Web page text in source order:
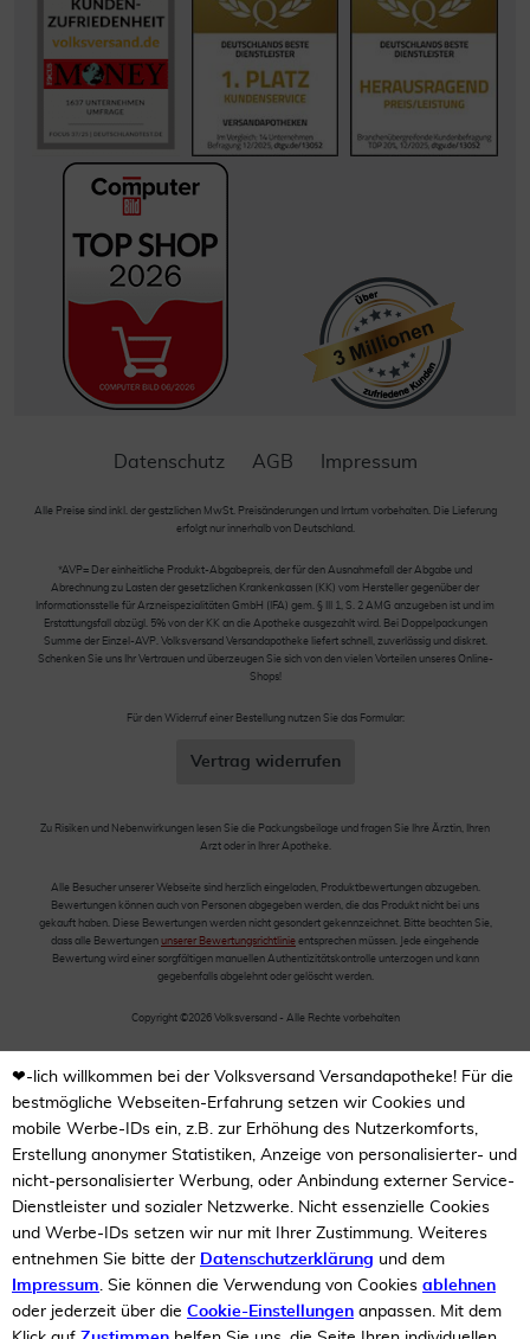
Datenschutz AGB Impressum
Alle Preise sind inkl. der gestzlichen MwSt. Preisänderungen und Irrtum vorbehalten. Die Lieferung
erfolgt nur innerhalb von Deutschland.
*AVP= Der einheitliche Produkt-Abgabepreis, der für den Ausnahmefall der Abgabe und
Abrechnung zu Lasten der gesetzlichen Krankenkassen (KK) vom Hersteller gegenüber der
Informationsstelle für Arzneispezialitäten GmbH (IFA) gem. § III 1, S. 2 AMG anzugeben ist und im
Erstattungsfall abzügl. 5% von der KK an die Apotheke ausgezahlt wird. Bei Doppelpackungen
Summe der Einzel-AVP. Volksversand Versandapotheke liefert schnell, zuverlässig und diskret.
Schenken Sie uns Ihr Vertrauen und überzeugen Sie sich von den vielen Vorteilen unseres Online-
Shops!
Für den Widerruf einer Bestellung nutzen Sie das Formular:
Vertrag widerrufen
Zu Risiken und Nebenwirkungen lesen Sie die Packungsbeilage und fragen Sie Ihre Ärztin, Ihren
Arzt oder in Ihrer Apotheke.
Alle Besucher unserer Webseite sind herzlich eingeladen, Produktbewertungen abzugeben.
Bewertungen können auch von Personen abgegeben werden, die das Produkt nicht bei uns
gekauft haben. Diese Bewertungen werden nicht gesondert gekennzeichnet. Bitte beachten Sie,
dass alle Bewertungen unserer Bewertungsrichtlinie entsprechen müssen. Jede eingehende
Bewertung wird einer sorgfältigen manuellen Authentizitätskontrolle unterzogen und kann
gegebenfalls abgelehnt oder gelöscht werden.
Copyright ©2026 Volksversand - Alle Rechte vorbehalten
❤-lich willkommen bei der Volksversand Versandapotheke! Für die
bestmögliche Webseiten-Erfahrung setzen wir Cookies und
mobile Werbe-IDs ein, z.B. zur Erhöhung des Nutzerkomforts,
Erstellung anonymer Statistiken, Anzeige von personalisierter- und
nicht-personalisierter Werbung, oder Anbindung externer Service-
Dienstleister und sozialer Netzwerke. Nicht essenzielle Cookies
und Werbe-IDs setzen wir nur mit Ihrer Zustimmung. Weiteres
entnehmen Sie bitte der Datenschutzerklärung und dem
Impressum. Sie können die Verwendung von Cookies ablehnen
oder jederzeit über die Cookie-Einstellungen anpassen. Mit dem